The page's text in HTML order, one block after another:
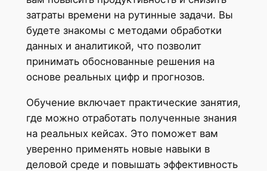
затраты времени на рутинные задачи. Вы
будете знакомы с методами обработки
данных и аналитикой, что позволит
принимать обоснованные решения на
основе реальных цифр и прогнозов.
Обучение включает практические занятия,
где можно отработать полученные знания
на реальных кейсах. Это поможет вам
уверенно применять новые навыки в
деловой среде и повышать эффективность